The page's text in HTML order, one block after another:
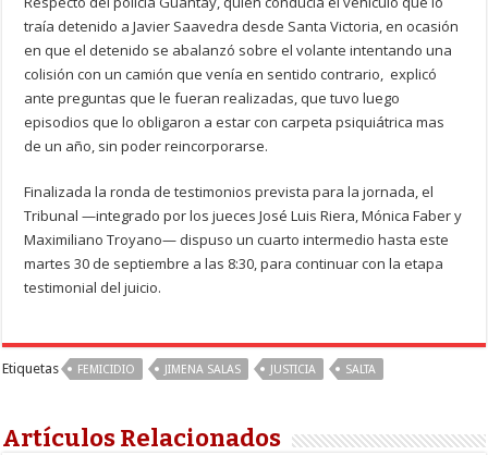
traía detenido a Javier Saavedra desde Santa Victoria, en ocasión
en que el detenido se abalanzó sobre el volante intentando una
colisión con un camión que venía en sentido contrario, explicó
ante preguntas que le fueran realizadas, que tuvo luego
episodios que lo obligaron a estar con carpeta psiquiátrica mas
de un año, sin poder reincorporarse.
Finalizada la ronda de testimonios prevista para la jornada, el
Tribunal —integrado por los jueces José Luis Riera, Mónica Faber y
Maximiliano Troyano— dispuso un cuarto intermedio hasta este
martes 30 de septiembre a las 8:30, para continuar con la etapa
testimonial del juicio.
Etiquetas FEMICIDIO JIMENA SALAS JUSTICIA SALTA
Artículos Relacionados